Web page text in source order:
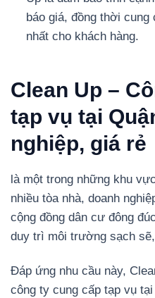
báo giá, đồng thời
nhất cho khách hàng.
Clean Up –
tạp vụ tại
nghiệp, giá rẻ
là một trong những khu
nhiều tòa nhà, doanh
cộng đồng dân cư đông
duy trì môi trường sạch
Đáp ứng nhu cầu này,
công ty cung cấp tạp vụ